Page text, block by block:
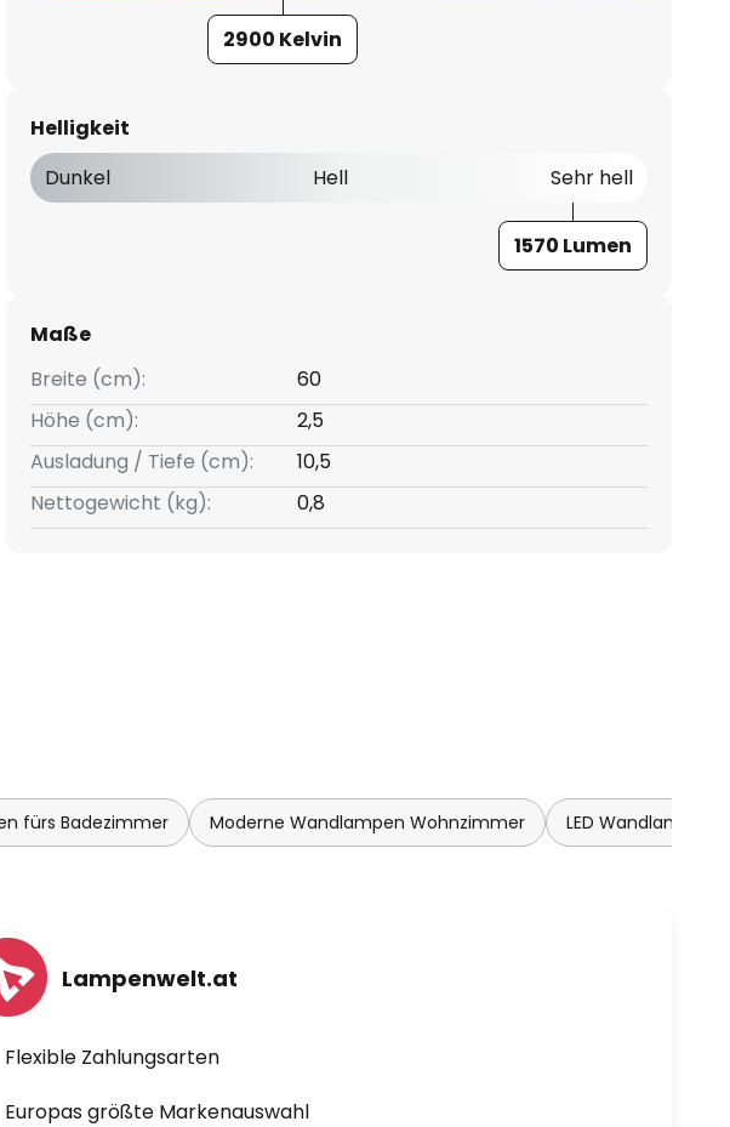
2900 Kelvin
Helligkeit
Dunkel
Hell Sehr hell
1570 Lumen
Maße
Breite (cm):
60
Höhe (cm):
2,5
Ausladung / Tiefe (cm):
10,5
Nettogewicht (kg):
0,8
fürs Badezimmer Moderne Wandlampen Wohnzimmer LED Wandlampen
Lampenwelt.at
Flexible Zahlungsarten
Europas größte Markenauswahl